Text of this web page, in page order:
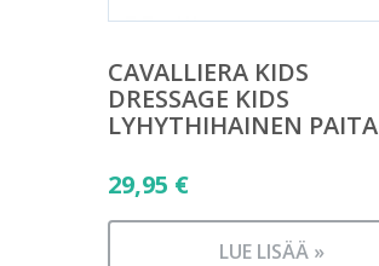
CAVALLIERA KIDS
DRESSAGE KIDS
LYHYTHIHAINEN PAITA
29,95 €
LUE LISÄÄ »